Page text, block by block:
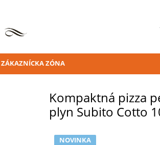
ZÁKAZNÍCKA ZÓNA
Kompaktná pizza
plyn Subito Cotto
NOVINKA